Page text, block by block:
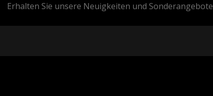
Erhalten Sie unsere Neuigkeiten und Sonderangebote